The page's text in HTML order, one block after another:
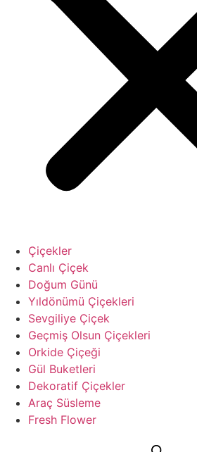
Çiçekler
Canlı Çiçek
Doğum Günü
Yıldönümü Çiçekleri
Sevgiliye Çiçek
Geçmiş Olsun Çiçekleri
Orkide Çiçeği
Gül Buketleri
Dekoratif Çiçekler
Araç Süsleme
Fresh Flower